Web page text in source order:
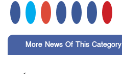
More News Of This Category